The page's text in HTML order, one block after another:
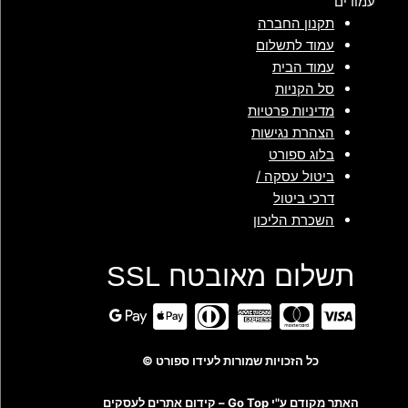
תקנון החברה
עמוד לתשלום
עמוד הבית
סל הקניות
מדיניות פרטיות
הצהרת נגישות
בלוג ספורט
ביטול עסקה /
דרכי ביטול
השכרת הליכון
תשלום מאובטח SSL
כל הזכויות שמורות לעידו ספורט ©
האתר מקודם ע"י Go Top – קידום אתרים לעסקים